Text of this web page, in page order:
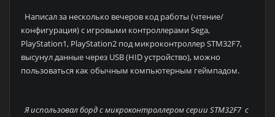
Написал за несколько вечеров код работы (чтение/
конфигурация) с игровыми контроллерами Sega,
PlayStation1, PlayStation2 под микроконтроллер STM32F7,
высунул данные через USB (HID устройство), можно
пользоваться как обычным компьютерным геймпадом.
Я использовал борд с микроконтроллером серии STM32F7 с